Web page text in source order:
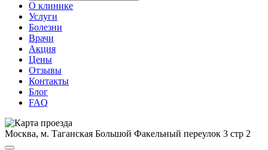
О клинике
Услуги
Болезни
Врачи
Акция
Цены
Отзывы
Контакты
Блог
FAQ
Москва, м. Таганская Большой Факельный переулок 3 стр 2